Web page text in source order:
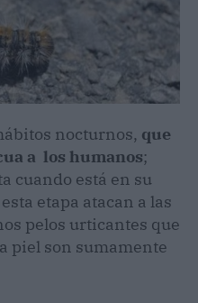
nocturnos, que
a los humanos;
cuando está en su
etapa atacan a las
pelos urticantes que
piel son sumamente